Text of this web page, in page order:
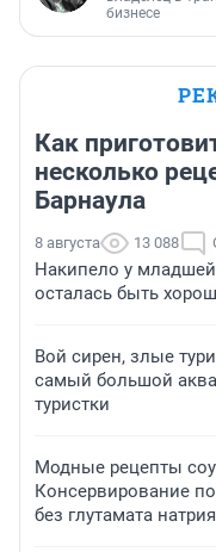
бизнесе
Как
несколько
Барнаула
8 августа 13 088
Накипело у младшей
осталась быть
Вой сирен, злые
самый большой
туристки
Модные рецепты
Консервирование
без глутамата